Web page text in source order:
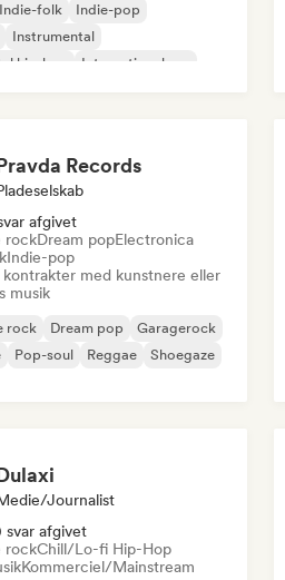
Indie-folk
Indie-pop
Instrumental
hip-hop
International rap
Records
afgivet
rockDream popElectronica
Indie-pop
kontrakter med kunstnere eller
musik
rock Dream pop
Garagerock
Pop-soul Reggae
Shoegaze
journalist
svar afgivet
rockChill/Lo-fi Hip-Hop
Kommerciel/Mainstream